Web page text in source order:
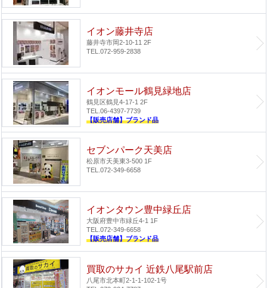
イオン藤井寺店
藤井寺市岡2-10-11 2F
TEL.072-959-2838
イオンモール鶴見緑地店
鶴見区鶴見4-17-1 2F
TEL.06-4397-7739
【販売店舗】ブランド品
セブンパーク天美店
松原市天美東3-500 1F
TEL.072-349-6658
イオンタウン豊中緑丘店
大阪府豊中市緑丘4-1 1F
TEL.072-349-6658
【販売店舗】ブランド品
買取のサカイ 近鉄八尾駅前店
八尾市北本町2-1-1-102-1号